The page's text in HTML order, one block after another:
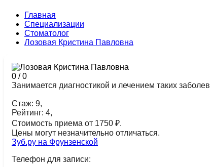
Главная
Специализации
Стоматолог
Лозовая Кристина Павловна
0 /0
Занимается диагностикой и лечением таких
Стаж: 9,
Рейтинг: 4,
Стоимость приема от 1750 ₽.
Цены могут незначительно отличаться.
Зуб.ру на Фрунзенской
Телефон для записи: